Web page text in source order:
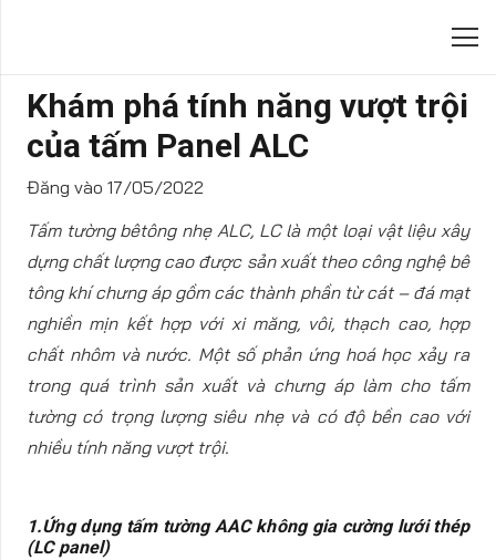
Khám phá tính năng vượt trội
của tấm Panel ALC
Đăng vào 17/05/2022
Tấm tường bêtông nhẹ ALC, LC là một loại vật liệu xây
dựng chất lượng cao được sản xuất theo công nghệ bê
tông khí chưng áp gồm các thành phần từ cát – đá mạt
nghiền mịn kết hợp với xi măng, vôi, thạch cao, hợp
chất nhôm và nước. Một số phản ứng hoá học xảy ra
trong quá trình sản xuất và chưng áp làm cho tấm
tường có trọng lượng siêu nhẹ và có độ bền cao với
nhiều tính năng vượt trội.
1.Ứng dụng tấm tường AAC không gia cường lưới thép
(LC panel)